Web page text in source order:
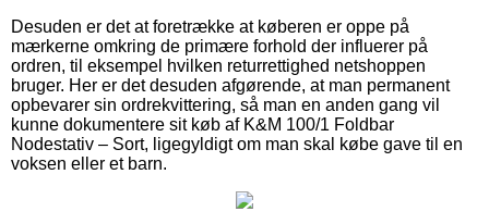
Desuden er det at foretrække at køberen er oppe på
mærkerne omkring de primære forhold der influerer på
ordren, til eksempel hvilken returrettighed netshoppen
bruger. Her er det desuden afgørende, at man permanent
opbevarer sin ordrekvittering, så man en anden gang vil
kunne dokumentere sit køb af K&M 100/1 Foldbar
Nodestativ – Sort, ligegyldigt om man skal købe gave til en
voksen eller et barn.